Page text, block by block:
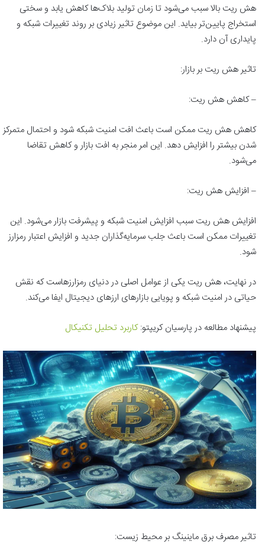
هش ریت بالا سبب می‌شود تا زمان تولید بلاک‌ها کاهش یابد و سختی
استخراج پایین‌تر بیاید. این موضوع تاثیر زیادی بر روند تغییرات شبکه و
پایداری آن دارد.
تاثیر هش ریت بر بازار:
– کاهش هش ریت:
کاهش هش ریت ممکن است باعث افت امنیت شبکه شود و احتمال متمرکز
شدن بیشتر را افزایش دهد. این امر منجر به افت بازار و کاهش تقاضا
می‌شود.
– افزایش هش ریت:
افزایش هش ریت سبب افزایش امنیت شبکه و پیشرفت بازار می‌شود. این
تغییرات ممکن است باعث جلب سرمایه‌گذاران جدید و افزایش اعتبار رمزارز
شود.
در نهایت، هش ریت یکی از عوامل اصلی در دنیای رمزارزهاست که نقش
حیاتی در امنیت شبکه و پویایی بازارهای ارزهای دیجیتال ایفا می‌کند.
پیشنهاد مطالعه در پارسیان کریپتو:کاربرد تحلیل تکنیکال
تاثیر مصرف برق ماینینگ بر محیط زیست: